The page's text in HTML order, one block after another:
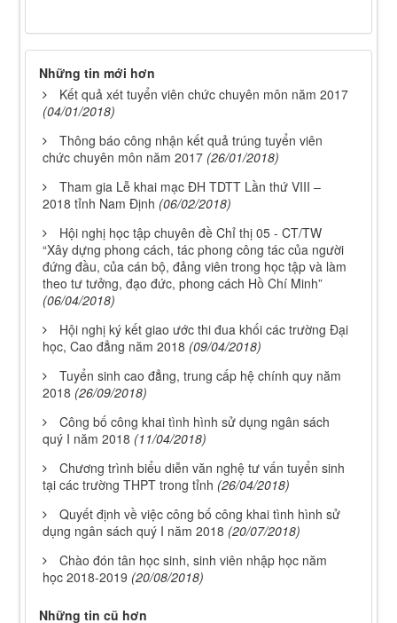
Những tin mới hơn
Kết quả xét tuyển viên chức chuyên môn năm 2017
(04/01/2018)
Thông báo công nhận kết quả trúng tuyển viên
chức chuyên môn năm 2017 (26/01/2018)
Tham gia Lễ khai mạc ĐH TDTT Lần thứ VIII –
2018 tỉnh Nam Định (06/02/2018)
Hội nghị học tập chuyên đề Chỉ thị 05 - CT/TW
“Xây dựng phong cách, tác phong công tác của người
đứng đầu, của cán bộ, đảng viên trong học tập và làm
theo tư tưởng, đạo đức, phong cách Hồ Chí Minh”
(06/04/2018)
Hội nghị ký kết giao ước thi đua khối các trường Đại
học, Cao đẳng năm 2018 (09/04/2018)
Tuyển sinh cao đẳng, trung cấp hệ chính quy năm
2018 (26/09/2018)
Công bố công khai tình hình sử dụng ngân sách
quý I năm 2018 (11/04/2018)
Chương trình biểu diễn văn nghệ tư vấn tuyển sinh
tại các trường THPT trong tỉnh (26/04/2018)
Quyết định về việc công bố công khai tình hình sử
dụng ngân sách quý I năm 2018 (20/07/2018)
Chào đón tân học sinh, sinh viên nhập học năm
học 2018-2019 (20/08/2018)
Những tin cũ hơn